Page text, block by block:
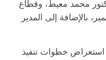
محمد معيط، وقطاع
بالإضافة إلى المدير
استعراض خطوات تنفيذ